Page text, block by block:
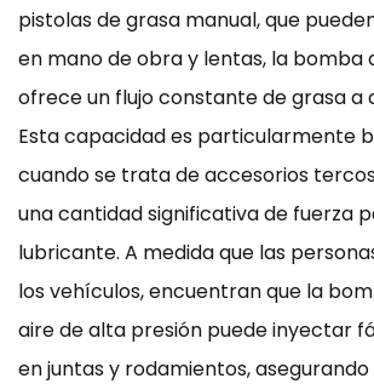
pistolas de grasa manual, que
en mano de obra y lentas, la bomba
ofrece un flujo constante de grasa a
Esta capacidad es particularmente
cuando se trata de accesorios
una cantidad significativa de fuerza
lubricante. A medida que las
los vehículos, encuentran que la
aire de alta presión puede inyectar
en juntas y rodamientos,